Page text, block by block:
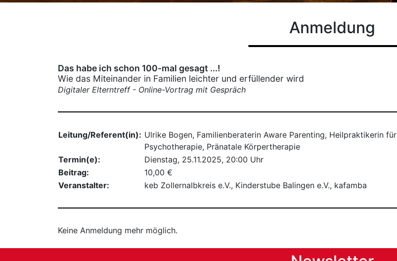
Anmeldung
Das habe ich schon 100-mal gesagt ...!
Wie das Miteinander in Familien leichter und erfüllender wird
Digitaler Elterntreff - Online-Vortrag mit Gespräch
Leitung/Referent(in): Ulrike Bogen, Familienberaterin Aware Parenting, Heilpraktikerin für
Psychotherapie, Pränatale Körpertherapie
Termin(e):
Dienstag, 25.11.2025, 20:00 Uhr
Beitrag:
10,00 €
Veranstalter:
keb Zollernalbkreis e.V., Kinderstube Balingen e.V., kafamba
Keine Anmeldung mehr möglich.